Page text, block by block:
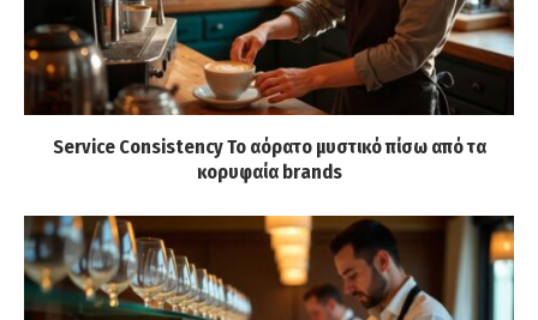
Service Consistency Το αόρατο μυστικό πίσω από τα
κορυφαία brands